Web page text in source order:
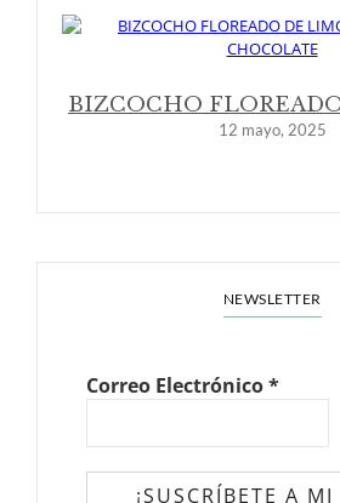
BIZCOCHO
12 mayo, 2025
NEWSLETTER
Correo Electrónico*